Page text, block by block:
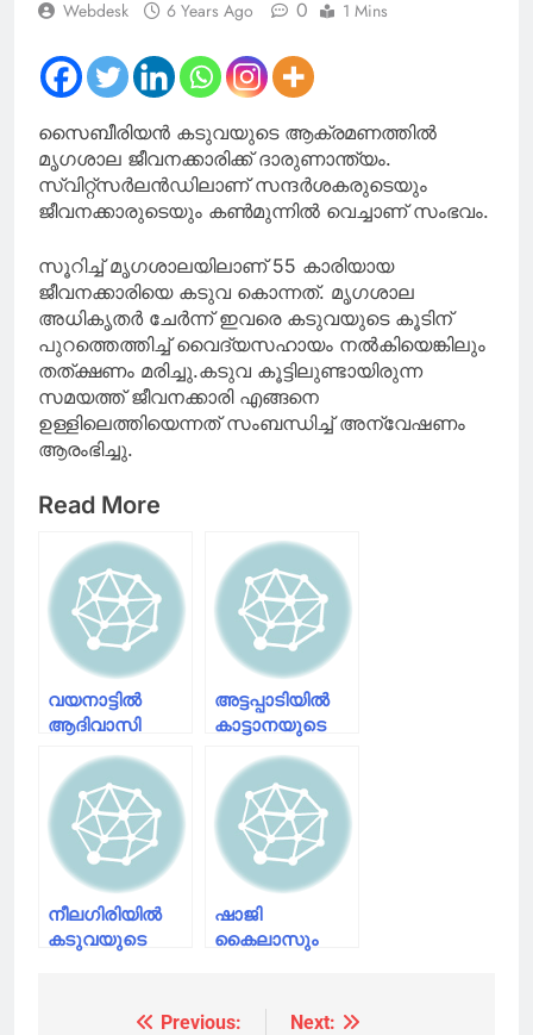
നീണ്ടകരയിൽ,
Webdesk 6 Years Ago 0 1 Mins
സൈബീരിയൻ കടുവയുടെ ആക്രമണത്തിൽ
മൃഗശാല ജീവനക്കാരിക്ക് ദാരുണാന്ത്യം.
സ്വിറ്റ്‌സർലൻഡിലാണ് സന്ദർശകരുടെയും
ജീവനക്കാരുടെയും കൺമുന്നിൽ വെച്ചാണ് സംഭവം.
സൂറിച്ച് മൃഗശാലയിലാണ് 55 കാരിയായ
ജീവനക്കാരിയെ കടുവ കൊന്നത്. മൃഗശാല
അധികൃതർ ചേർന്ന് ഇവരെ കടുവയുടെ കൂടിന്
പുറത്തെത്തിച്ച് വൈദ്യസഹായം നൽകിയെങ്കിലും
തത്ക്ഷണം മരിച്ചു.കടുവ കൂട്ടിലുണ്ടായിരുന്ന
സമയത്ത് ജീവനക്കാരി എങ്ങനെ
ഉള്ളിലെത്തിയെന്നത് സംബന്ധിച്ച് അന്വേഷണം
ആരംഭിച്ചു.
Read More
വയനാട്ടിൽ
ആദിവാസി
യുവാവിനെ
കൊന്നു തിന്ന
കടുവയെ ചത്ത
നിലയിൽ
കണ്ടെത്തി
അട്ടപ്പാടിയിൽ
കാട്ടാനയുടെ
ആക്രമണത്തിൽ
ഊരുമൂപ്പൻ
കൊല്ലപ്പെട്ടു
നീലഗിരിയില്‍
കടുവയുടെ
കൊല്ലപ്പെട്ടു
ഷാജി
കൈലാസും
കടുവയുടെ
Previous:
Next: